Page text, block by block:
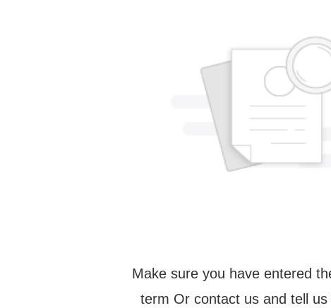
Make sure you have entered
term Or contact us and tell